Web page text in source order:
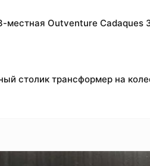
местная Outventure Cadaques
столик трансформер на